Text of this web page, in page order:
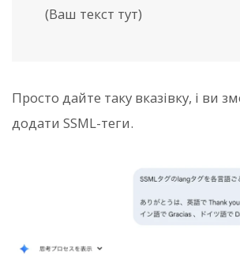
(Ваш текст тут)
Просто дайте таку вказівку, і ви
додати SSML-теги.